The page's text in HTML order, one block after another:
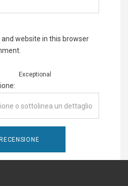
website in this browser
Exceptional